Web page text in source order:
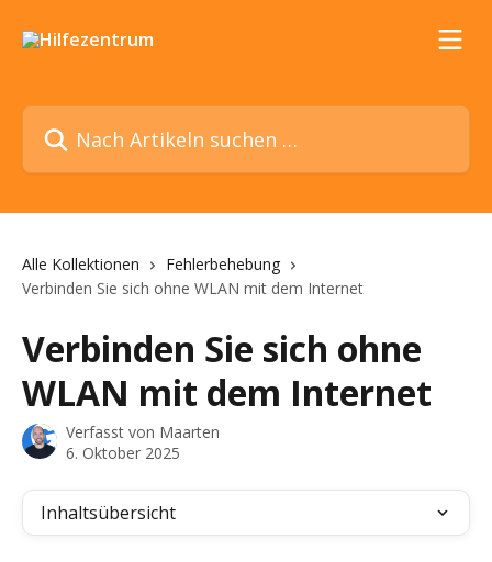
Nach Artikeln suchen …
Alle Kollektionen
Fehlerbehebung
Verbinden Sie sich ohne WLAN mit dem Internet
Verbinden Sie sich ohne
WLAN mit dem Internet
Verfasst von Maarten
6. Oktober 2025
Inhaltsübersicht